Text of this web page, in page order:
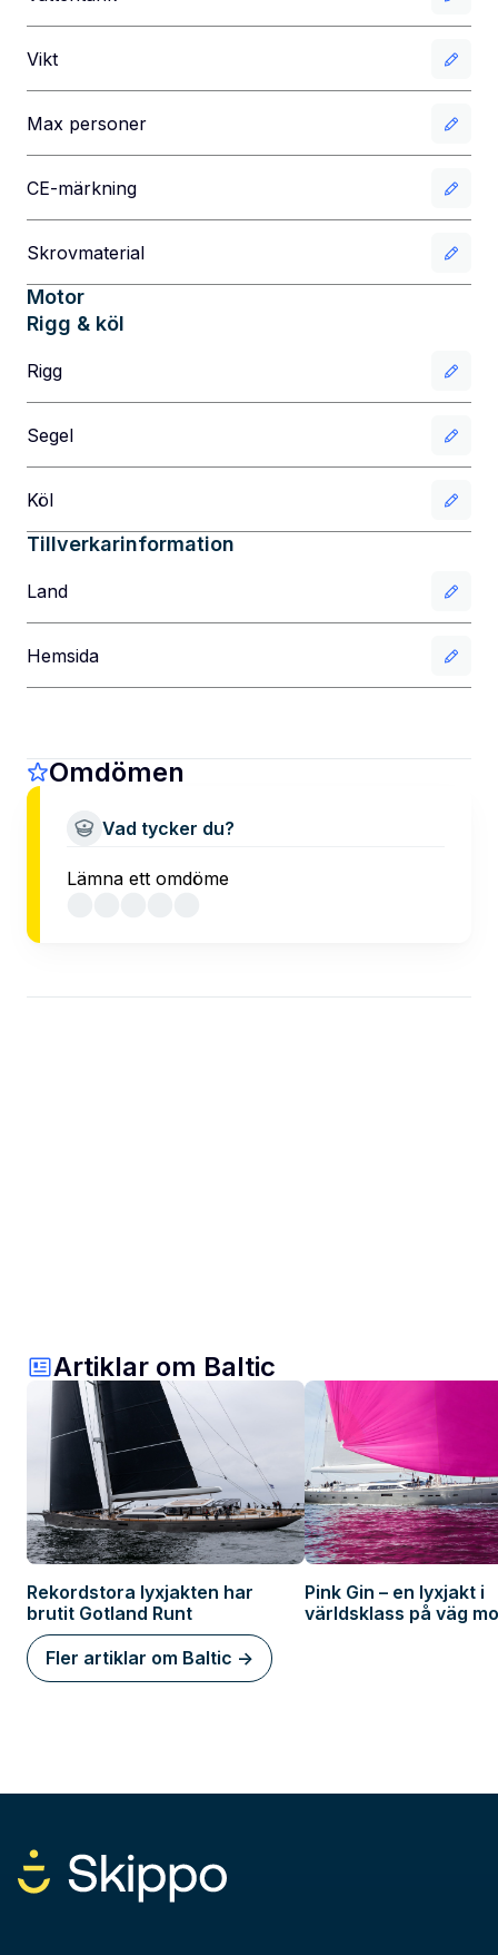
Vikt
Max personer
CE-märkning
Skrovmaterial
Motor
Rigg & köl
Rigg
Segel
Köl
Tillverkarinformation
Land
Hemsida
Omdömen
Vad tycker du?
Lämna ett omdöme
Artiklar om Baltic
Rekordstora lyxjakten har
brutit Gotland Runt
Pink Gin – en lyxjakt i
världsklass på väg
Fler artiklar om Baltic ->